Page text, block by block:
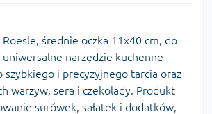
średnie oczka 11x40 cm, do
narzędzie kuchenne
szybkiego i precyzyjnego tarcia oraz
warzyw, sera i czekolady. Produkt
surówek, sałatek i dodatków,